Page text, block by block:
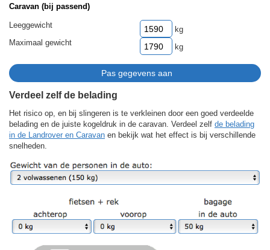
Caravan (bij passend)
Leeggewicht
kg
Maximaal gewicht
kg
Verdeel zelf de belading
Het risico op, en bij slingeren is te verkleinen door een goed verdeelde
belading en de juiste kogeldruk in de caravan. Verdeel zelf de belading
in de Landrover en Caravan en bekijk wat het effect is bij verschillende
snelheden.